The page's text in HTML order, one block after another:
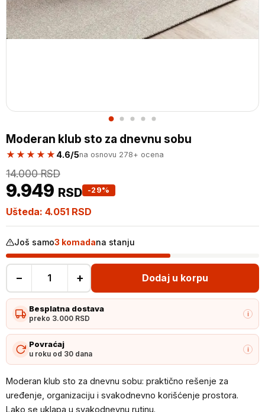
Moderan klub sto za dnevnu sobu
★★★★★ 4.6/5na osnovu 278+ ocena
-29%
9.949 RSD
14.000RSD
Ušteda: 4.051 RSD
Još samo3 komadana stanju
klub
sto
za
dnevnu
sobu
− + Dodaj u korpu
Besplatna dostava
preko 3.000 RSD
i
Povraćaj
u roku od 30 dana
i
Moderan klub sto za dnevnu sobu: praktično rešenje za
uređenje, organizaciju i svakodnevno korišćenje prostora.
Lako se uklapa u svakodnevnu rutinu.